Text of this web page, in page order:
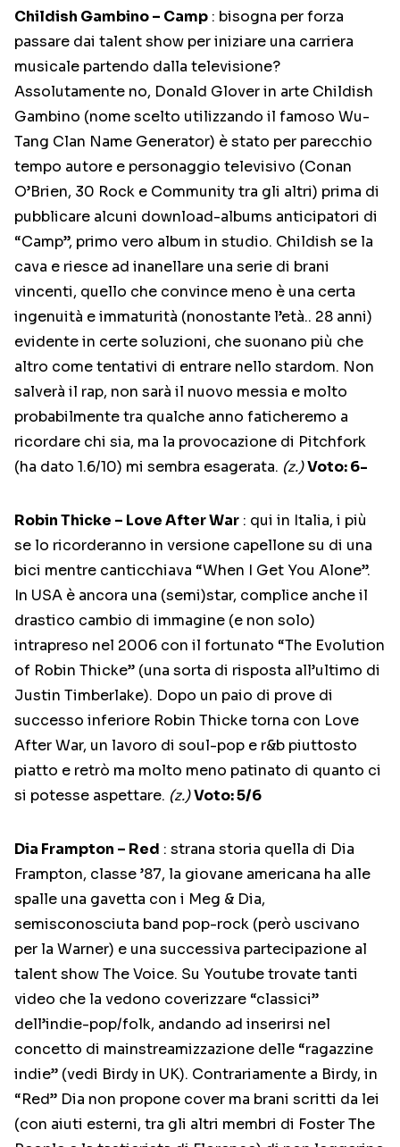
Childish Gambino – Camp : bisogna per forza
passare dai talent show per iniziare una carriera
musicale partendo dalla televisione?
Assolutamente no, Donald Glover in arte Childish
Gambino (nome scelto utilizzando il famoso Wu-
Tang Clan Name Generator) è stato per parecchio
tempo autore e personaggio televisivo (Conan
O’Brien, 30 Rock e Community tra gli altri) prima di
pubblicare alcuni download-albums anticipatori di
“Camp”, primo vero album in studio. Childish se la
cava e riesce ad inanellare una serie di brani
vincenti, quello che convince meno è una certa
ingenuità e immaturità (nonostante l’età.. 28 anni)
evidente in certe soluzioni, che suonano più che
altro come tentativi di entrare nello stardom. Non
salverà il rap, non sarà il nuovo messia e molto
probabilmente tra qualche anno faticheremo a
ricordare chi sia, ma la provocazione di Pitchfork
(ha dato 1.6/10) mi sembra esagerata. (z.)Voto: 6-
Robin Thicke – Love After War : qui in Italia, i più
se lo ricorderanno in versione capellone su di una
bici mentre canticchiava “When I Get You Alone”.
In USA è ancora una (semi)star, complice anche il
drastico cambio di immagine (e non solo)
intrapreso nel 2006 con il fortunato “The Evolution
of Robin Thicke” (una sorta di risposta all’ultimo di
Justin Timberlake). Dopo un paio di prove di
successo inferiore Robin Thicke torna con Love
After War, un lavoro di soul-pop e r&b piuttosto
piatto e retrò ma molto meno patinato di quanto ci
si potesse aspettare. (z.)Voto: 5/6
Dia Frampton – Red : strana storia quella di Dia
Frampton, classe ’87, la giovane americana ha alle
spalle una gavetta con i Meg & Dia,
semisconosciuta band pop-rock (però uscivano
per la Warner) e una successiva partecipazione al
talent show The Voice. Su Youtube trovate tanti
video che la vedono coverizzare “classici”
dell’indie-pop/folk, andando ad inserirsi nel
concetto di mainstreamizzazione delle “ragazzine
indie” (vedi Birdy in UK). Contrariamente a Birdy, in
“Red” Dia non propone cover ma brani scritti da lei
(con aiuti esterni, tra gli altri membri di Foster The